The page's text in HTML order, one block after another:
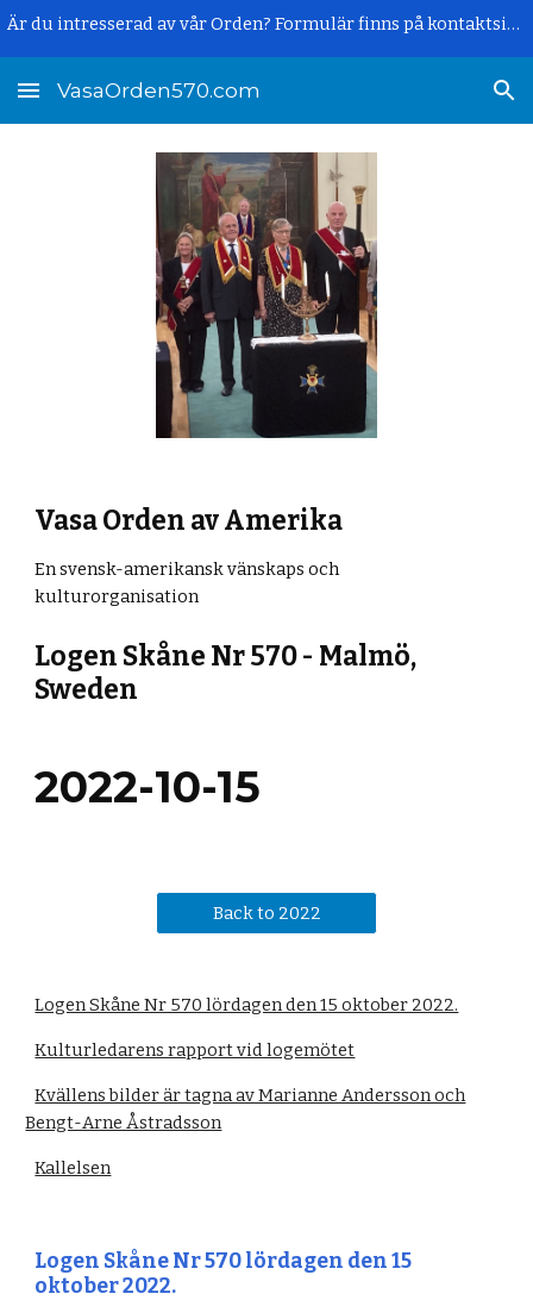
Är du intresserad av vår Orden? Formulär finns på kontaktsidan.
VasaOrden570.com
Vasa Orden av Amerika
En svensk-amerikansk vänskaps och
kulturorganisation
Logen Skåne Nr 570 - Malmö,
Sweden
2022-10-15
Back to 2022
Logen Skåne Nr 570 lördagen den 15 oktober 2022.
Kulturledarens rapport vid logemötet
Kvällens bilder är tagna av Marianne Andersson och
Bengt-Arne Åstradsson
Kallelsen
Logen Skåne Nr 570 lördagen den 15
oktober 2022.